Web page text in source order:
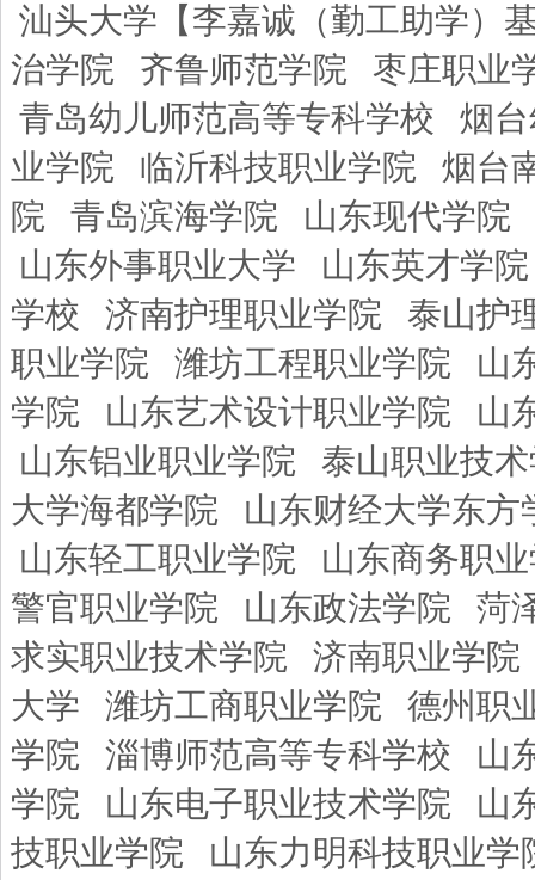
汕头大学【李嘉诚（勤工助学）
治学院
齐鲁师范学院
枣庄职业
青岛幼儿师范高等专科学校
烟
业学院
临沂科技职业学院
烟台
院
青岛滨海学院
山东现代学院
山东外事职业大学
山东英才学院
学校
济南护理职业学院
泰山护
职业学院
潍坊工程职业学院
山
学院
山东艺术设计职业学院
山
山东铝业职业学院
泰山职业技
大学海都学院
山东财经大学东方
山东轻工职业学院
山东商务职
警官职业学院
山东政法学院
菏
求实职业技术学院
济南职业学院
大学
潍坊工商职业学院
德州职
学院
淄博师范高等专科学校
山
学院
山东电子职业技术学院
山
技职业学院
山东力明科技职业学